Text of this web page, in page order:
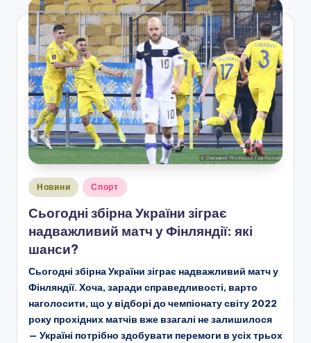
Опубліковано
Новини Спорт
Сьогодні збірна України зіграє
надважливий матч у Фінляндії: які
шанси?
Сьогодні збірна України зіграє надважливий матч у
Фінляндії. Хоча, заради справедливості, варто
наголосити, що у відборі до чемпіонату світу 2022
року прохідних матчів вже взагалі не залишилося
— Україні потрібно здобувати перемоги в усіх трьох